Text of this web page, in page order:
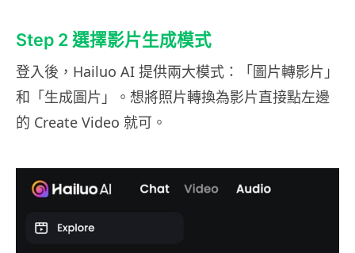
Step 2 選擇影片生成模式
登入後，Hailuo AI 提供兩大模式：「圖片轉影片」
和「生成圖片」。想將照片轉換為影片直接點左邊
的 Create Video 就可。